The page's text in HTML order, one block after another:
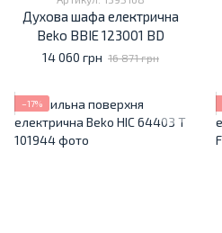
Духова шафа електрична
Beko BBIE 123001 BD
14 060 грн 16 871 грн
−17%